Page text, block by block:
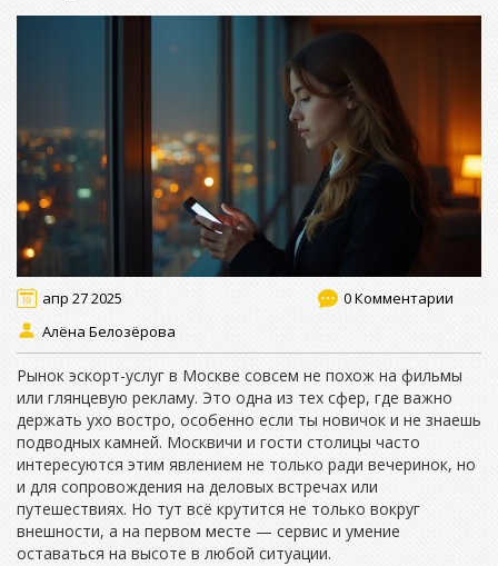
апр 27 2025
0 Комментарии
Алёна Белозёрова
Рынок эскорт-услуг в Москве совсем не похож на фильмы
или глянцевую рекламу. Это одна из тех сфер, где важно
держать ухо востро, особенно если ты новичок и не знаешь
подводных камней. Москвичи и гости столицы часто
интересуются этим явлением не только ради вечеринок, но
и для сопровождения на деловых встречах или
путешествиях. Но тут всё крутится не только вокруг
внешности, а на первом месте — сервис и умение
оставаться на высоте в любой ситуации.